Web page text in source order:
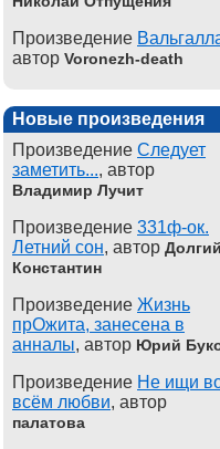
Произведение
автор Voronezh-death
Новые произведения
Произведение Следует
заметить..., автор
Владимир Лучит
Произведение 331ф-ок.
Летний сон, автор Долгий
Константин
Произведение Жизнь
прОжита, занесена в
анналы, автор Юрий
Произведение Не ищи
всём любви, автор
палатова